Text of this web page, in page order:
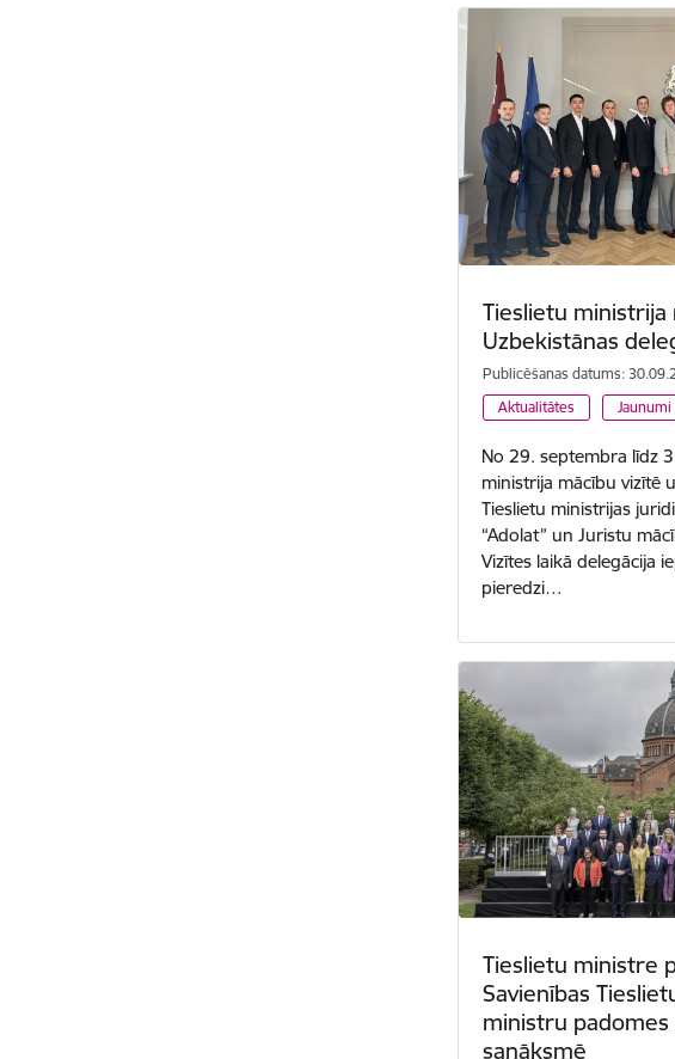
Tieslietu ministrija
Uzbekistānas
Publicēšanas datums:
Aktualitātes
Jaunumi
No 29. septembra līdz
ministrija mācību vizītē
Tieslietu ministrijas
“Adolat” un Juristu
Vizītes laikā delegācija
pieredzi…
Tieslietu ministre
Savienības
ministru
sanāksmē